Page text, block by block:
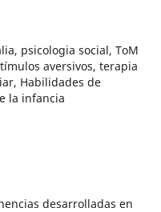
psicologia social, ToM
aversivos, terapia
Habilidades de
la infancia
desarrolladas en